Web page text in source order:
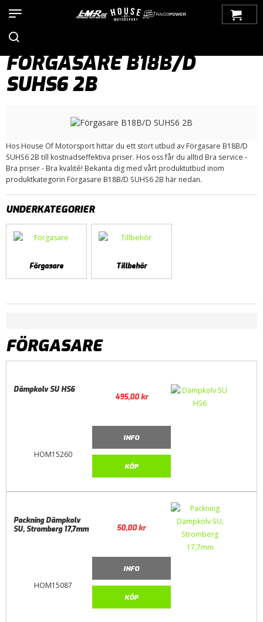
Bränslesystem
FÖRGASARE B18B/D
SUHS6 2B
Hos House Of Motorsport hittar du ett stort utbud av Förgasare B18B/D
SUHS6 2B till kostnadseffektiva priser. Hos oss får du alltid Bra service -
Bra priser - Bra kvalité! Bekanta dig med vårt produktutbud inom
produktkategorin Förgasare B18B/D SUHS6 2B här nedan.
UNDERKATEGORIER
Förgasare Tillbehör
FÖRGASARE
HOM15260
Dämpkolv SU HS6
495,00kr
INFO
KÖP
HOM15087
Packning Dämpkolv
SU, Stromberg 17,7mm
50,00kr
INFO
KÖP